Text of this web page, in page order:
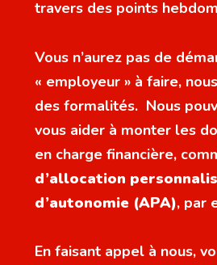
travers des points
Vous n’aurez pas de
« employeur » à faire,
des formalités. Nous
vous aider à monter les
en charge financière,
d’allocation
d’autonomie (APA), par
En faisant appel à nous,